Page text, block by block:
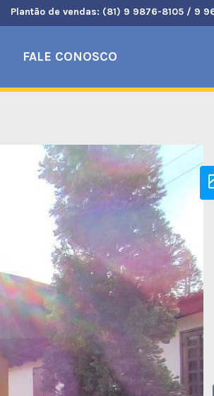
Plantão de vendas: (81) 9 9876-8105 / 9
FALE CONOSCO